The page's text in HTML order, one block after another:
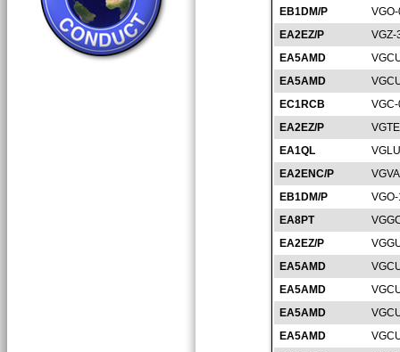
EB1DM/P
EA2EZ/P
VGZ-
EA5AMD
EA5AMD
EC1RCB
EA2EZ/P
EA1QL
EA2ENC/P
EB1DM/P
EA8PT
EA2EZ/P
EA5AMD
EA5AMD
EA5AMD
EA5AMD